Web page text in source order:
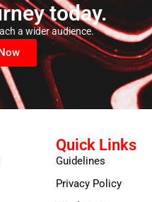
today.
a wider audience.
Quick Links
Guidelines
Privacy Policy